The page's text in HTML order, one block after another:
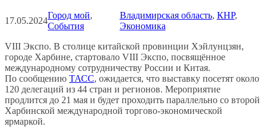
17.05.2024
Город мой
События
Владимирская область, КНР
Экономика
VIII Экспо. В столице китайской провинции Хэйлунцзян,
городе Харбине, стартовало VIII Экспо, посвящённое
международному сотрудничеству России и Китая.
По сообщению ТАСС, ожидается, что выставку посетят около
120 делегаций из 44 стран и регионов. Мероприятие
продлится до 21 мая и будет проходить параллельно со второй
Харбинской международной торгово-экономической
ярмаркой.